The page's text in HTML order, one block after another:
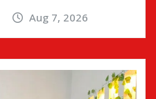
Aug 7, 2026